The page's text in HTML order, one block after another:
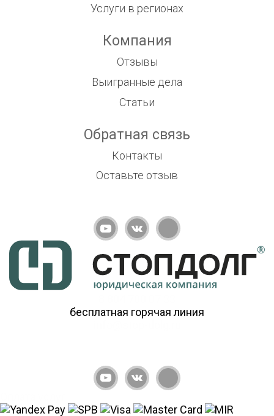
Услуги в регионах
Компания
Отзывы
Выигранные дела
Статьи
Обратная связь
Контакты
Оставьте отзыв
бесплатная горячая линия